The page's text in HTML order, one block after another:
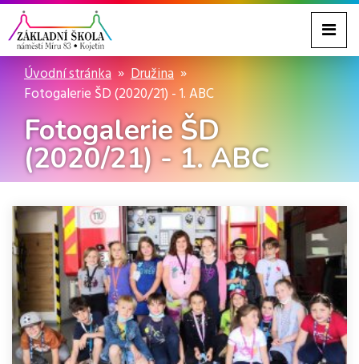
Úvodní stránka
Družina
Fotogalerie ŠD (2020/21) - 1. ABC
Fotogalerie ŠD
(2020/21) - 1. ABC